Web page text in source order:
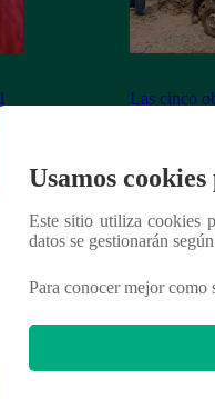
Las cinco
Usamos
Este sitio utiliza cookies
datos se gestionarán
Para conocer mejor como